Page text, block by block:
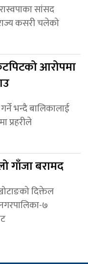
सांसद
कसरी चलेको
आरोपमा
भन्दै बालिकालाई
प्रहरीले
गाँजा बरामद
दिक्तेल
७